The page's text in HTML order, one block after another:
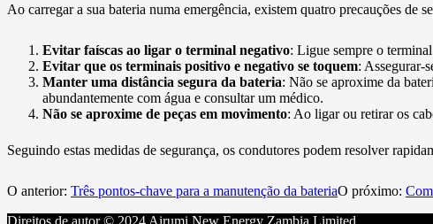
Ao carregar a sua bateria numa emergência, existem quatro precauções de
Evitar faíscas ao ligar o terminal negativo: Ligue sempre o
Evitar que os terminais positivo e negativo se toquem: Assegurar-
Manter uma distância segura da bateria: Não se aproxime da
abundantemente com água e consultar um médico.
Não se aproxime de peças em movimento: Ao ligar ou retirar os
Seguindo estas medidas de segurança, os condutores podem resolver
O anterior: Três pontos-chave para a manutenção da bateriaO próximo:
Direitos de autor © 2024 Airumi New Energy Zambia Limited